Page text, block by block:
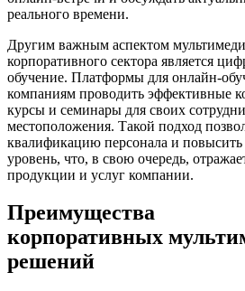
реального времени.
Другим важным аспектом
корпоративного сектора является
обучение. Платформы для онлайн-
компаниям проводить эффективные
курсы и семинары для своих
местоположения. Такой подход
квалификацию персонала и
уровень, что, в свою очередь,
продукции и услуг компании.
Преимущества
корпоративных
решений